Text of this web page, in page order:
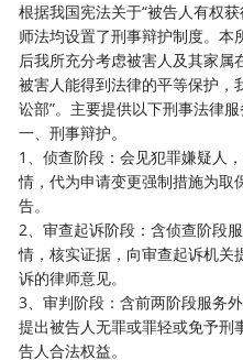
根据我国宪法关于“被告人有权
师法均设置了刑事辩护制度。本
后我所充分考虑被害人及其家属
被害人能得到法律的平等保护，
讼部”。主要提供以下刑事法律服
一、刑事辩护。
1、侦查阶段：会见犯罪嫌疑人
情，代为申请变更强制措施为取
告。
2、审查起诉阶段：含侦查阶段
情，核实证据，向审查起诉机关
诉的律师意见。
3、审判阶段：含前两阶段服务
提出被告人无罪或罪轻或免予刑
告人合法权益。